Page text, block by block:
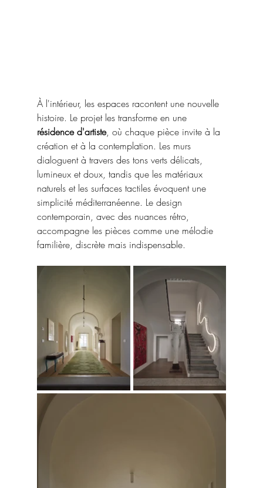
À l'intérieur, les espaces racontent une nouvelle
histoire. Le projet les transforme en une
résidence d'artiste, où chaque pièce invite à la
création et à la contemplation. Les murs
dialoguent à travers des tons verts délicats,
lumineux et doux, tandis que les matériaux
naturels et les surfaces tactiles évoquent une
simplicité méditerranéenne. Le design
contemporain, avec des nuances rétro,
accompagne les pièces comme une mélodie
familière, discrète mais indispensable.